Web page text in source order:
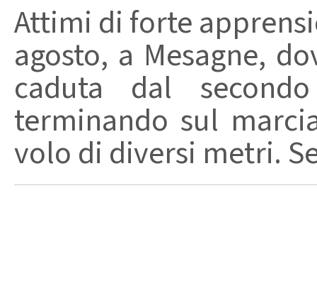
Attimi di forte
agosto, a Mesagne,
caduta dal
terminando sul
volo di diversi metri.